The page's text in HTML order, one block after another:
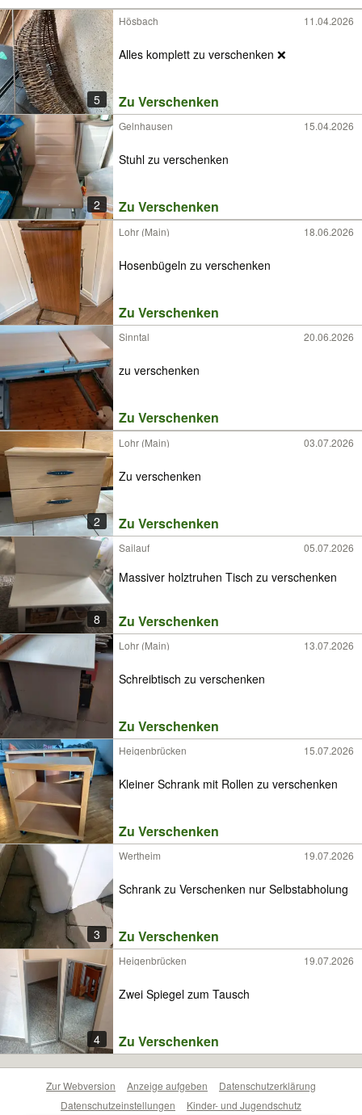
5
Hösbach 11.04.2026
Alles komplett zu verschenken ❌
Zu Verschenken
2
Gelnhausen 15.04.2026
Stuhl zu verschenken
Zu Verschenken
Lohr (Main) 18.06.2026
Hosenbügeln zu verschenken
Zu Verschenken
Sinntal 20.06.2026
zu verschenken
Zu Verschenken
2
Lohr (Main) 03.07.2026
Zu verschenken
Zu Verschenken
8
Sailauf 05.07.2026
Massiver holztruhen Tisch zu verschenken
Zu Verschenken
Lohr (Main) 13.07.2026
Schreibtisch zu verschenken
Zu Verschenken
Heigenbrücken 15.07.2026
Kleiner Schrank mit Rollen zu verschenken
Zu Verschenken
3
Wertheim 19.07.2026
Schrank zu Verschenken nur Selbstabholung
Zu Verschenken
4
Heigenbrücken 19.07.2026
Zwei Spiegel zum Tausch
Zu Verschenken
Zur Webversion Anzeige aufgeben
Datenschutzerklärung
Datenschutzeinstellungen
Kinder- und Jugendschutz